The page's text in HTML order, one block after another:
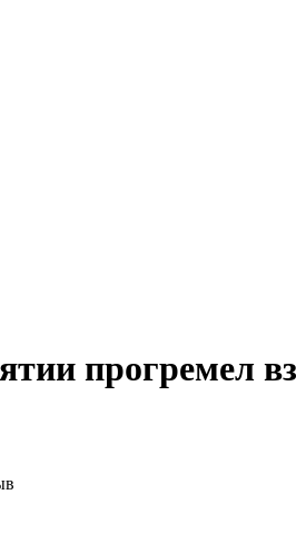
прогремел